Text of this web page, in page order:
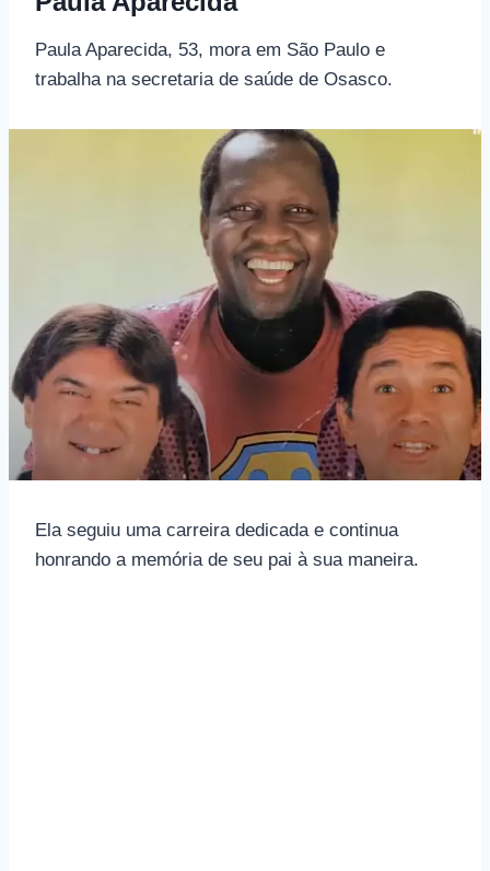
Paula Aparecida, 53, mora em São Paulo e
trabalha na secretaria de saúde de Osasco.
Ela seguiu uma carreira dedicada e continua
honrando a memória de seu pai à sua maneira.